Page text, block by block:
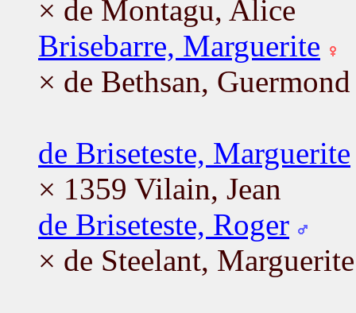
× de Montagu, Alice
Brisebarre, Marguerite
× de Bethsan, Guermond
de Briseteste, Marguerite
× 1359 Vilain, Jean
de Briseteste, Roger
× de Steelant, Marguerite